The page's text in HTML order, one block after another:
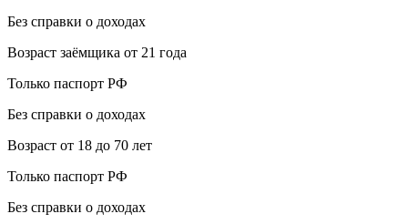
Без справки о доходах
Возраст заёмщика от 21 года
Только паспорт РФ
Без справки о доходах
Возраст от 18 до 70 лет
Только паспорт РФ
Без справки о доходах